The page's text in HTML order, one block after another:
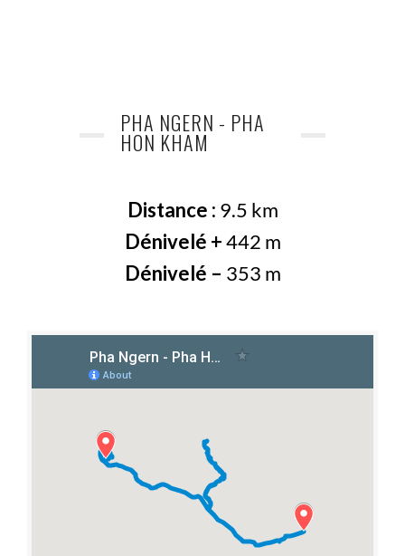
PHA NGERN - PHA
HON KHAM
Distance : 9.5 km
Dénivelé +442 m
Dénivelé – 353 m